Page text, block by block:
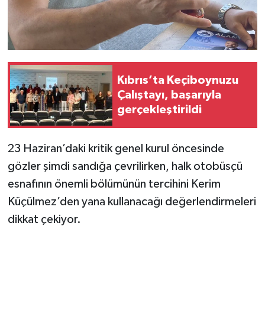
Kıbrıs’ta Keçiboynuzu
Çalıştayı, başarıyla
gerçekleştirildi
23 Haziran’daki kritik genel kurul öncesinde
gözler şimdi sandığa çevrilirken, halk otobüsçü
esnafının önemli bölümünün tercihini Kerim
Küçülmez’den yana kullanacağı değerlendirmeleri
dikkat çekiyor.